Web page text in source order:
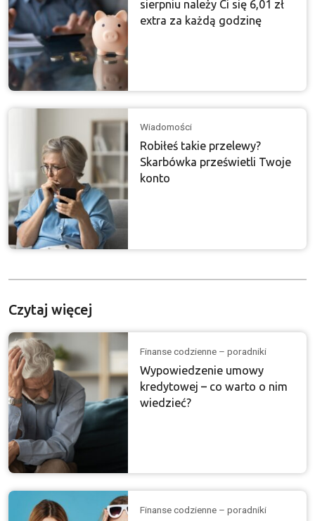
sierpniu należy Ci się 6,01 zł
extra za każdą godzinę
Wiadomości
Robiłeś takie przelewy?
Skarbówka prześwietli Twoje
konto
Czytaj więcej
Finanse codzienne – poradniki
Wypowiedzenie umowy
kredytowej – co warto o nim
wiedzieć?
Finanse codzienne – poradniki